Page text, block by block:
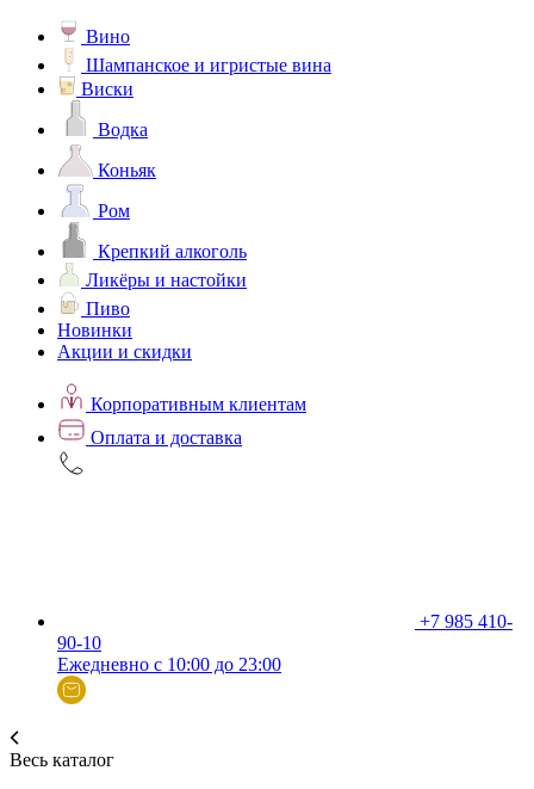
Вино
Шампанское и игристые вина
Виски
Водка
Коньяк
Ром
Крепкий алкоголь
Ликёры и настойки
Пиво
Новинки
Акции и скидки
Корпоративным клиентам
Оплата и доставка
+7 985 410-
90-10
Ежедневно с 10:00 до 23:00
Весь каталог